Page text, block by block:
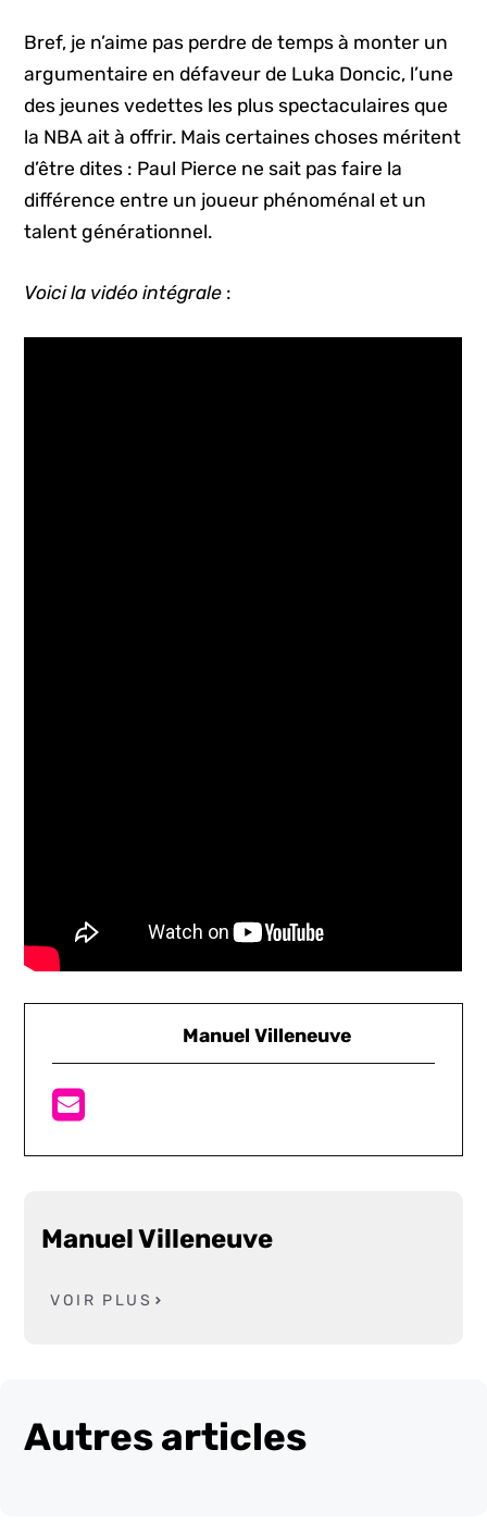
Bref, je n’aime pas perdre de temps à monter un
argumentaire en défaveur de Luka Doncic, l’une
des jeunes vedettes les plus spectaculaires que
la NBA ait à offrir. Mais certaines choses méritent
d’être dites : Paul Pierce ne sait pas faire la
différence entre un joueur phénoménal et un
talent générationnel.
Voici la vidéo intégrale :
Manuel Villeneuve
Manuel Villeneuve
VOIR PLUS
Autres articles